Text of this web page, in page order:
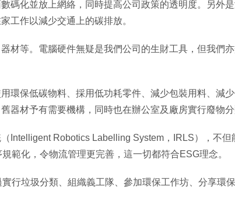
碼化並放上網絡，同時提高公司政策的透明度。另外
工作以減少交通上的碳排放。
材等。電腦硬件無疑是我們公司的生財工具，但我們
環保低碳物料、採用低功耗零件、減少包裝用料、減
器材予有需要機構，同時也在辦公室及廠房實行廢物分
Robotics Labelling System，IRLS），不但
範化，令物流管理更完善，這一切都符合ESG理念。
行垃圾分類、組織義工隊、參加環保工作坊、分享環